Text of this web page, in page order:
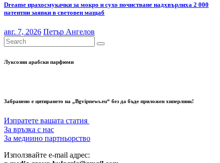
Dreame прахосмукачки за мокро и сухо почистване надхвърлиха 2 000
патентни заявки в световен мащаб
авг. 7, 2026 Петър Ангелов
Луксозни арабски парфюми
Забранено е цитирането на „Bgvipnews.eu“ без да бъде приложен хиперлинк!
Изпратете вашата статия
За връзка с нас
За медиино партньорство
Използвайте e-mail адрес: